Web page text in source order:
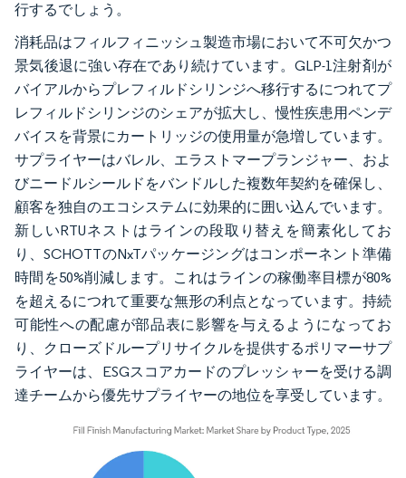
行するでしょう。
消耗品はフィルフィニッシュ製造市場において不可欠かつ
景気後退に強い存在であり続けています。GLP-1注射剤が
バイアルからプレフィルドシリンジへ移行するにつれてプ
レフィルドシリンジのシェアが拡大し、慢性疾患用ペンデ
バイスを背景にカートリッジの使用量が急増しています。
サプライヤーはバレル、エラストマープランジャー、およ
びニードルシールドをバンドルした複数年契約を確保し、
顧客を独自のエコシステムに効果的に囲い込んでいます。
新しいRTUネストはラインの段取り替えを簡素化してお
り、SCHOTTのNxTパッケージングはコンポーネント準備
時間を50%削減します。これはラインの稼働率目標が80%
を超えるにつれて重要な無形の利点となっています。持続
可能性への配慮が部品表に影響を与えるようになってお
り、クローズドループリサイクルを提供するポリマーサプ
ライヤーは、ESGスコアカードのプレッシャーを受ける調
達チームから優先サプライヤーの地位を享受しています。